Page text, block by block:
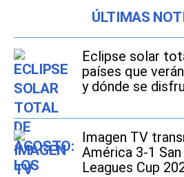
ÚLTIMAS
Eclipse solar
países que
y dónde se
Imagen TV
América 3-1
Leagues Cup